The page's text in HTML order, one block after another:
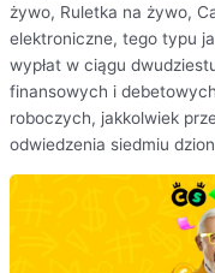
żywo, Ruletka na żywo,
elektroniczne, tego typu
wypłat w ciągu
finansowych i
roboczych, jakkolwiek
odwiedzenia siedmiu